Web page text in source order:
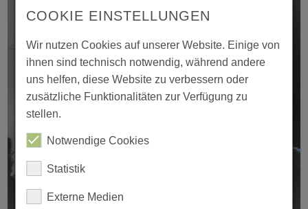
COOKIE EINSTELLUNGEN
Wir nutzen Cookies auf unserer Website. Einige von
ihnen sind technisch notwendig, während andere
uns helfen, diese Website zu verbessern oder
zusätzliche Funktionalitäten zur Verfügung zu
stellen.
Notwendige Cookies
Statistik
Externe Medien